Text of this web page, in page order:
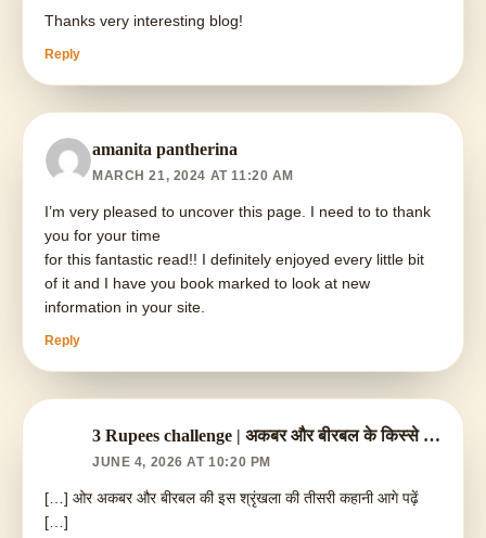
Thanks very interesting blog!
Reply
amanita pantherina
MARCH 21, 2024 AT 11:20 AM
I’m very pleased to uncover this page. I need to to thank
you for your time
for this fantastic read!! I definitely enjoyed every little bit
of it and I have you book marked to look at new
information in your site.
Reply
3 Rupees challenge | अकबर और बीरबल के किस्से bhag 2 - tellmestorydaddy
JUNE 4, 2026 AT 10:20 PM
[…] ओर अकबर और बीरबल की इस श्रृंखला की तीसरी कहानी आगे पढ़ें
[…]